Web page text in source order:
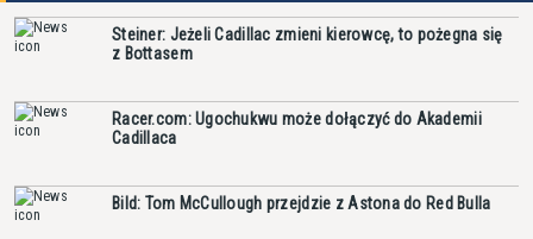
Steiner: Jeżeli Cadillac zmieni kierowcę, to pożegna się
z Bottasem
Racer.com: Ugochukwu może dołączyć do Akademii
Cadillaca
Bild: Tom McCullough przejdzie z Astona do Red Bulla